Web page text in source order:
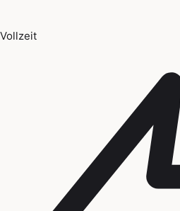
Vollzeit